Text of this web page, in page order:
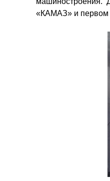
«КАМАЗ» и первом